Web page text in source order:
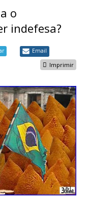
o
indefesa?
Email
Imprimir